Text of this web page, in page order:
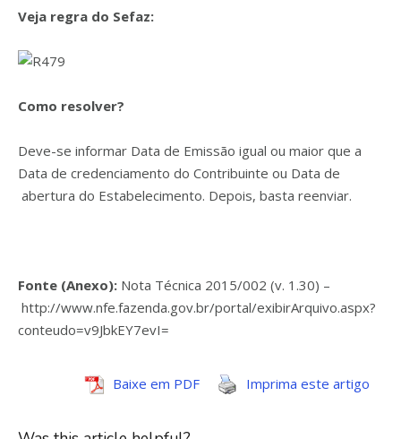
Veja regra do Sefaz:
Como resolver?
Deve-se informar Data de Emissão igual ou maior que a
Data de credenciamento do Contribuinte ou Data de
abertura do Estabelecimento. Depois, basta reenviar.
Fonte (Anexo): Nota Técnica 2015/002 (v. 1.30) –
http://www.nfe.fazenda.gov.br/portal/exibirArquivo.aspx?
conteudo=v9JbkEY7evI=
Baixe em PDF Imprima este artigo